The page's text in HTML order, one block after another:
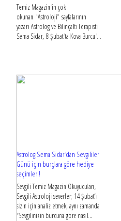
Temiz Magazin'in çok
okunan "Astroloji" sayfalarının
yazarı Astrolog ve Bilinçaltı Terapisti
Sema Sidar, 8 Şubat'ta Kova Burcu'...
Astrolog Sema Sidar'dan Sevgililer
Günü için burçlara göre hediye
seçimleri!
Sevgili Temiz Magazin Okuyucuları,
Sevgili Astroloji severler; 14 Şubat’ı
sizin için analiz etmek, aynı zamanda
“Sevgilinizin burcuna göre nasıl...